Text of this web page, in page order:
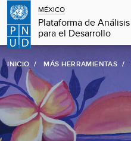
MÉXICO
Plataforma de Análisis
para el Desarrollo
INICIO MÁS HERRAMIENTAS